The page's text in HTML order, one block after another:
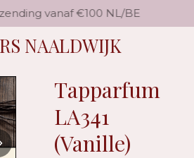
NAALDWIJK
vanaf €100 NL/BE
Tapparfum
LA341
(Vanille)